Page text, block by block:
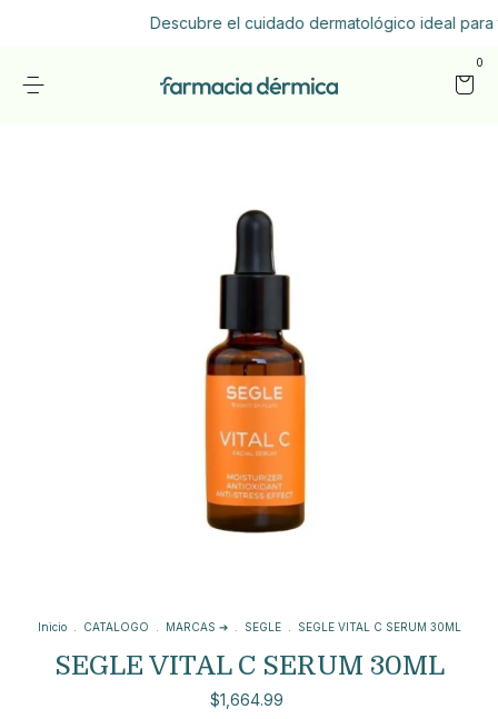
Descubre el cuidado dermatológico ideal para
0
Inicio CATALOGO MARCAS ➔ SEGLE SEGLE VITAL C SERUM 30ML
SEGLE VITAL C SERUM 30ML
$1,664.99